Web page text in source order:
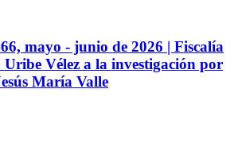
mayo - junio de 2026 | Fiscalía
Vélez a la investigación por
María Valle